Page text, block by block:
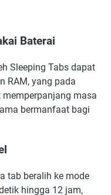
Baterai
Sleeping Tabs dapat
RAM, yang pada
masa
bermanfaat bagi
tab beralih ke mode
hingga 12 jam,